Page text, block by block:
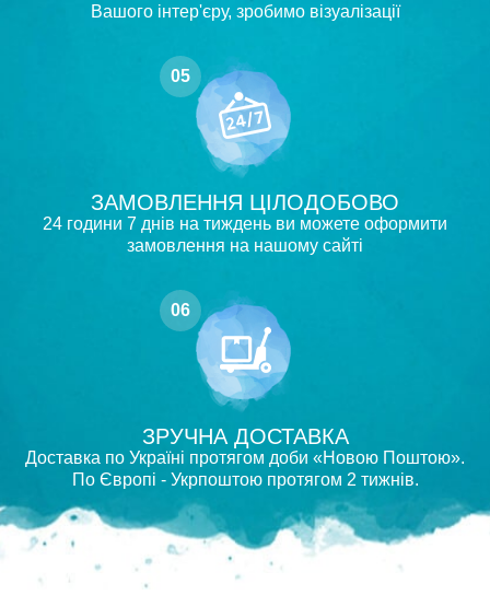
Вашого інтер'єру, зробимо візуалізації
05
ЗАМОВЛЕННЯ ЦІЛОДОБОВО
24 години 7 днів на тиждень ви можете оформити
замовлення на нашому сайті
06
ЗРУЧНА ДОСТАВКА
Доставка по Україні протягом доби «Новою Поштою».
По Європі - Укрпоштою протягом 2 тижнів.